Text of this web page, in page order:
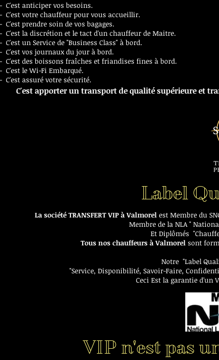
- C'est anticiper vos besoins.
- C'est votre chauffeur pour vous accueillir.
- C'est prendre soin de vos bagages.
- C'est la discrétion et le tact d'un chauffeur de Maitre.
- C'est un Service de "Business Class" à bord.
- C'est vos journaux du jour à bord.
- C'est des boissons fraîches et friandises fines à bord.
- C'est le Wi-Fi Embarqué.
- C'est assuré votre sécurité.
C'est apporter un transport de qualité supérieure et
Label
La société TRANSFERT VIP à Valmorel est Membre du
Membre de la NLA "
Et Diplômés
Tous nos chauffeurs à Valmorel sont
Notre "Label
"Service, Disponibilité, Savoir-Faire,
Ceci Est la garantie d'un
VIP n'est pas